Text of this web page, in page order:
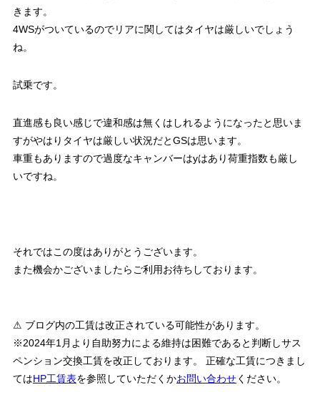
きます。
4WSがついているのでリアに関してはタイヤは厳しいでしょう
ね。
試乗です。
直進感も良い感じで違和感は無くはしれるようになったと思いま
すがやはりタイヤは厳しい状況だとGSは思います。
車重もありますので過度なキャンバーはyはあり荷重指数も厳し
いですね。
それではこの度はありがとうございます。
また機会かございましたらご利用お待ちしております。
⚠ ブログ内の工賃は改正されている可能性があります。
※2024年1月より自助努力による維持は困難であると判断しサス
ペンション交換工賃を改正しております。 正確な工賃につきまし
てはHP工賃表を参照していただくかお問い合わせください。